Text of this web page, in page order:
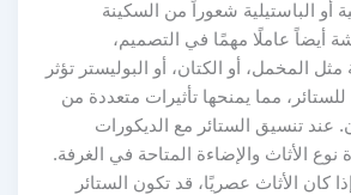
الباستيلية شعوراً من السكينة
أيضاً عاملًا مهمًا في التصميم،
المخمل، أو الكتان، أو البوليستر تؤثر
مما يمنحها تأثيرات متعددة من
تنسيق الستائر مع الديكورات
الأثاث والإضاءة المتاحة في الغرفة.
الأثاث عصريًا، قد تكون الستائر